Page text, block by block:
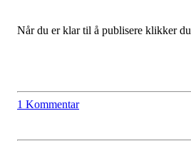
Når du er klar til å publisere klikker du
1 Kommentar